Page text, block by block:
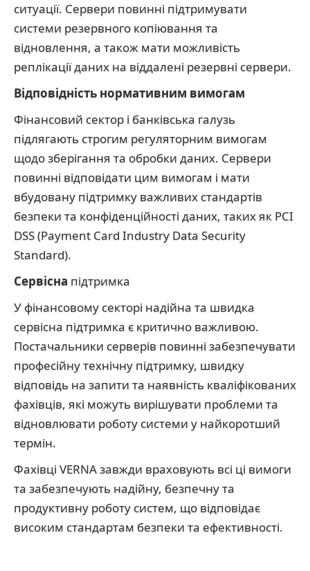
ситуації. Сервери повинні підтримувати
системи резервного копіювання та
відновлення, а також мати можливість
реплікації даних на віддалені резервні сервери.
Відповідність нормативним вимогам
Фінансовий сектор і банківська галузь
підлягають строгим регуляторним вимогам
щодо зберігання та обробки даних. Сервери
повинні відповідати цим вимогам і мати
вбудовану підтримку важливих стандартів
безпеки та конфіденційності даних, таких як PCI
DSS (Payment Card Industry Data Security
Standard).
Сервісна підтримка
У фінансовому секторі надійна та швидка
сервісна підтримка є критично важливою.
Постачальники серверів повинні забезпечувати
професійну технічну підтримку, швидку
відповідь на запити та наявність кваліфікованих
фахівців, які можуть вирішувати проблеми та
відновлювати роботу системи у найкоротший
термін.
Фахівці VERNA завжди враховують всі ці вимоги
та забезпечують надійну, безпечну та
продуктивну роботу систем, що відповідає
високим стандартам безпеки та ефективності.